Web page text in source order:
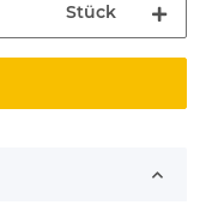
Stück